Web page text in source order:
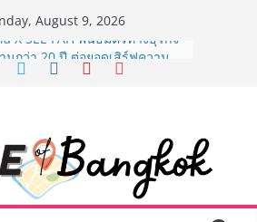
August 9, 2026
X SEE FAH พันธมิตรทางธุรกิจ
านกว่า 20 ปี ต่อยอดเสิร์ฟความ
CONNECT 2026” ยก
ลิตภัณฑ์ท้องถิ่นสู่ตลาดเชิง
อย่างยั่งยืน
จัดศึกคนดังสายเกม ไทย
ลิปปินส์ ใน “Rise of the Tenth